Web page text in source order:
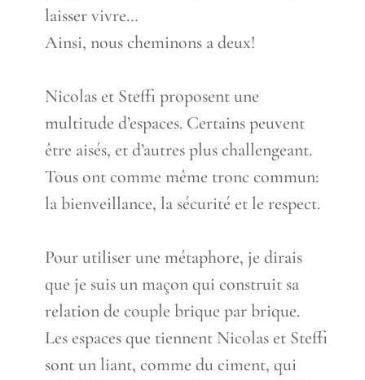
laisser vivre…
Ainsi, nous cheminons a deux!
Nicolas et Steffi proposent une
multitude d’espaces. Certains peuvent
être aisés, et d’autres plus challengeant.
Tous ont comme même tronc commun:
la bienveillance, la sécurité et le respect.
Pour utiliser une métaphore, je dirais
que je suis un maçon qui construit sa
relation de couple brique par brique.
Les espaces que tiennent Nicolas et Steffi
sont un liant, comme du ciment, qui